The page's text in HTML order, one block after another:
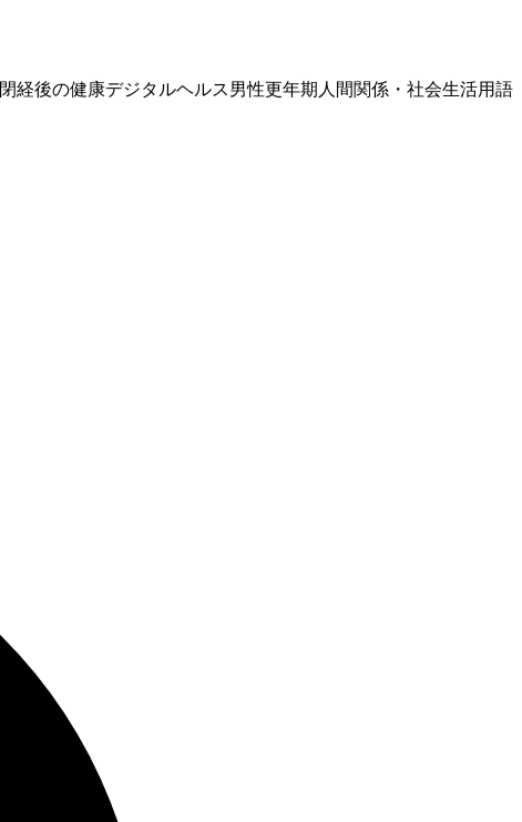
閉経後の健康デジタルヘルス男性更年期 人間関係・社会生活用語